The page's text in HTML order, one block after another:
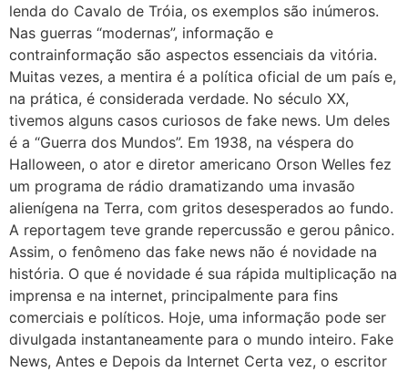
lenda do Cavalo de Tróia, os exemplos são inúmeros.
Nas guerras “modernas”, informação e
contrainformação são aspectos essenciais da vitória.
Muitas vezes, a mentira é a política oficial de um país e,
na prática, é considerada verdade. No século XX,
tivemos alguns casos curiosos de fake news. Um deles
é a “Guerra dos Mundos”. Em 1938, na véspera do
Halloween, o ator e diretor americano Orson Welles fez
um programa de rádio dramatizando uma invasão
alienígena na Terra, com gritos desesperados ao fundo.
A reportagem teve grande repercussão e gerou pânico.
Assim, o fenômeno das fake news não é novidade na
história. O que é novidade é sua rápida multiplicação na
imprensa e na internet, principalmente para fins
comerciais e políticos. Hoje, uma informação pode ser
divulgada instantaneamente para o mundo inteiro. Fake
News, Antes e Depois da Internet Certa vez, o escritor